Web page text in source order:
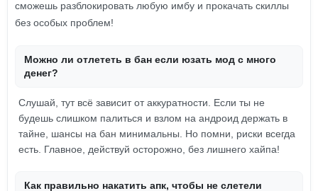
сможешь разблокировать любую имбу и прокачать скиллы
без особых проблем!
Можно ли отлететь в бан если юзать мод с много
денег?
Слушай, тут всё зависит от аккуратности. Если ты не
будешь слишком палиться и взлом на андроид держать в
тайне, шансы на бан минимальны. Но помни, риски всегда
есть. Главное, действуй осторожно, без лишнего хайпа!
Как правильно накатить апк, чтобы не слетели